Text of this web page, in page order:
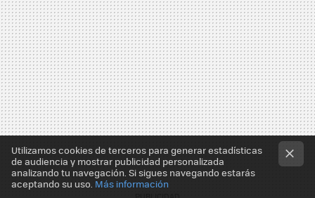
Utilizamos cookies de terceros para generar estadísticas
de audiencia y mostrar publicidad personalizada
analizando tu navegación. Si sigues navegando estarás
aceptando su uso. Más información